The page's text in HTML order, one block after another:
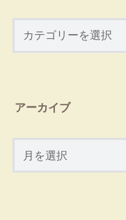
アーカイブ